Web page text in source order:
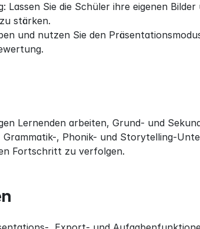
Lassen Sie die Schüler ihre eigenen
stärken.
und nutzen Sie den
Lernenden arbeiten, Grund- und
Grammatik-, Phonik- und Storytelling-
Fortschritt zu verfolgen.